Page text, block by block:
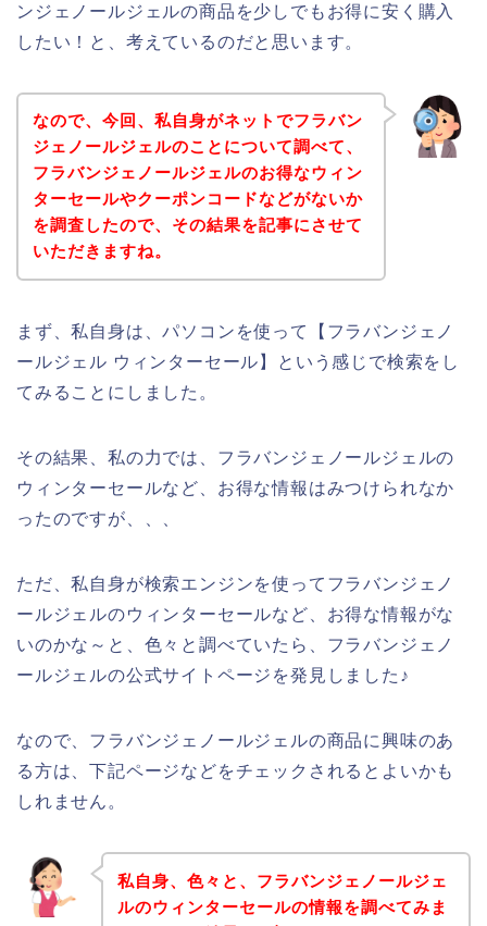
ンジェノールジェルの商品を少しでもお得に安く購入
したい！と、考えているのだと思います。
なので、今回、私自身がネットでフラバン
ジェノールジェルのことについて調べて、
フラバンジェノールジェルのお得なウィン
ターセールやクーポンコードなどがないか
を調査したので、その結果を記事にさせて
いただきますね。
まず、私自身は、パソコンを使って【フラバンジェノ
ールジェル ウィンターセール】という感じで検索をし
てみることにしました。
その結果、私の力では、フラバンジェノールジェルの
ウィンターセールなど、お得な情報はみつけられなか
ったのですが、、、
ただ、私自身が検索エンジンを使ってフラバンジェノ
ールジェルのウィンターセールなど、お得な情報がな
いのかな～と、色々と調べていたら、フラバンジェノ
ールジェルの公式サイトページを発見しました♪
なので、フラバンジェノールジェルの商品に興味のあ
る方は、下記ページなどをチェックされるとよいかも
しれません。
私自身、色々と、フラバンジェノールジェ
ルのウィンターセールの情報を調べてみま